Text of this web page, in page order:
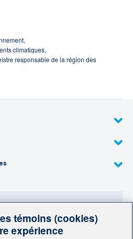
climatiques,
responsable de la région des
témoins (cookies)
expérience